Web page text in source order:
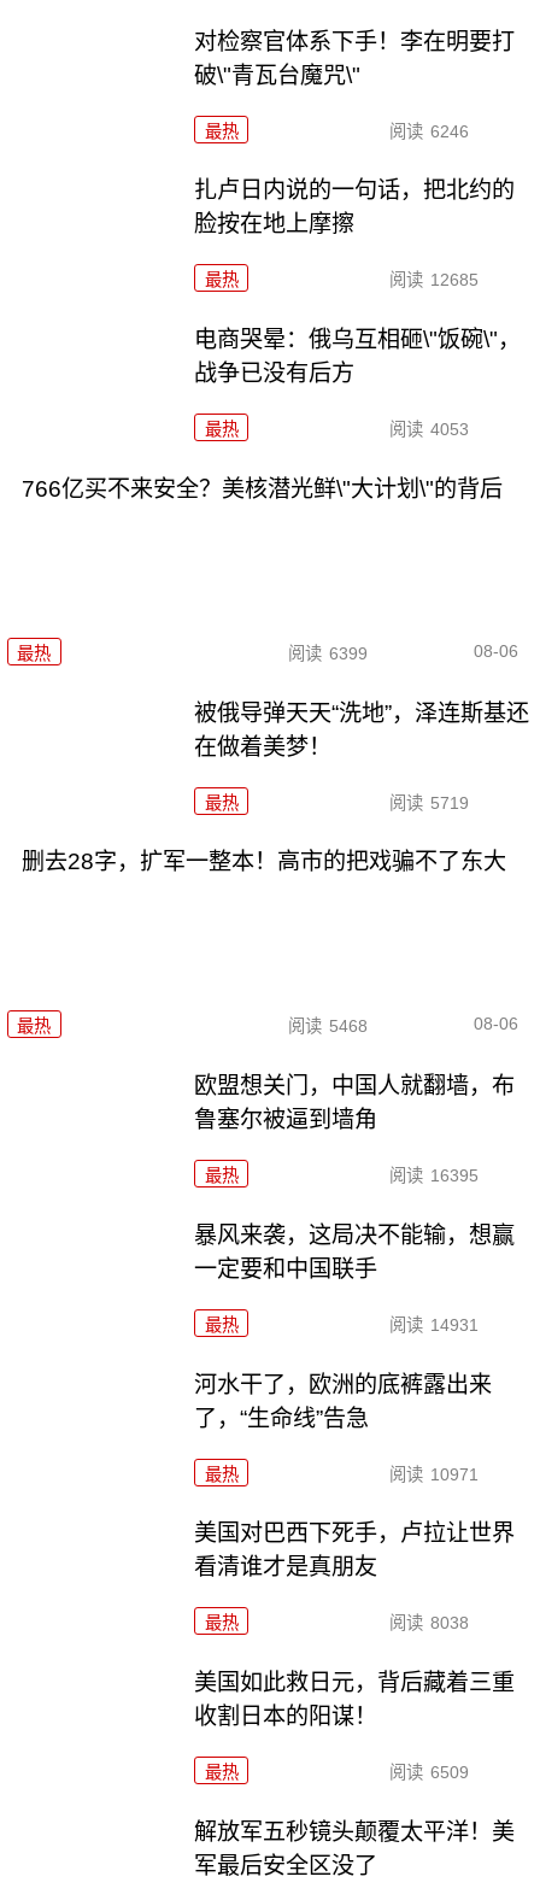
对检察官体系下手！李在明要打
破\"青瓦台魔咒\"
最热 阅读 6246
扎卢日内说的一句话，把北约的
脸按在地上摩擦
最热 阅读 12685
电商哭晕：俄乌互相砸\"饭碗\"，
战争已没有后方
最热 阅读 4053
766亿买不来安全？美核潜光鲜\"大计划\"的背后
最热 阅读 6399 08-06
被俄导弹天天“洗地”，泽连斯基还
在做着美梦！
最热 阅读 5719
删去28字，扩军一整本！高市的把戏骗不了东大
最热 阅读 5468 08-06
欧盟想关门，中国人就翻墙，布
鲁塞尔被逼到墙角
最热 阅读 16395
暴风来袭，这局决不能输，想赢
一定要和中国联手
最热 阅读 14931
河水干了，欧洲的底裤露出来
了，“生命线”告急
最热 阅读 10971
美国对巴西下死手，卢拉让世界
看清谁才是真朋友
最热 阅读 8038
美国如此救日元，背后藏着三重
收割日本的阳谋！
最热 阅读 6509
解放军五秒镜头颠覆太平洋！美
军最后安全区没了